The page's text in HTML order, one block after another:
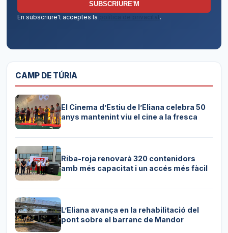
SUBSCRIURE'M
En subscriure't acceptes la
política de privacitat.
CAMP DE TÚRIA
El Cinema d’Estiu de l’Eliana celebra 50
anys mantenint viu el cine a la fresca
Riba-roja renovarà 320 contenidors
amb més capacitat i un accés més fàcil
L’Eliana avança en la rehabilitació del
pont sobre el barranc de Mandor